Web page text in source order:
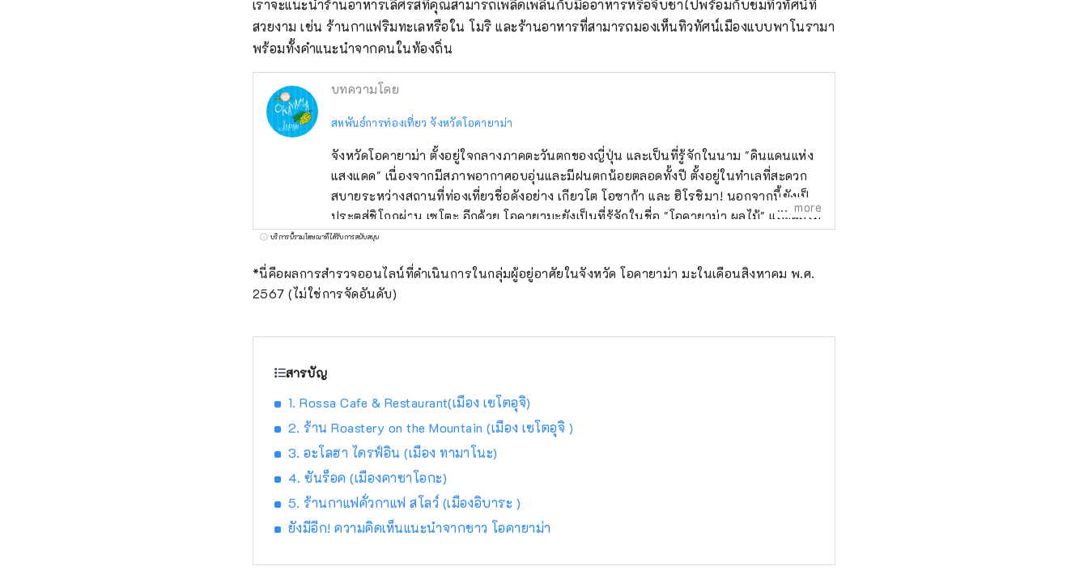
เราจะแนะนำร้านอาหารเลิศรสที่คุณสามารถเพลิดเพลินกับมื้ออาหารหรือจิบชาไปพร้อมกับชมทิวทัศน์ที่
สวยงาม เช่น ร้านกาแฟริมทะเลหรือใน โมริ และร้านอาหารที่สามารถมองเห็นทิวทัศน์เมืองแบบพาโนรามา
พร้อมทั้งคำแนะนำจากคนในท้องถิ่น
บทความโดย
สหพันธ์การท่องเที่ยว จังหวัดโอคายาม่า
จังหวัดโอคายาม่า ตั้งอยู่ใจกลางภาคตะวันตกของญี่ปุ่น และเป็นที่รู้จักในนาม "ดินแดนแห่ง
แสงแดด" เนื่องจากมีสภาพอากาศอบอุ่นและมีฝนตกน้อยตลอดทั้งปี ตั้งอยู่ในทำเลที่สะดวก
สบายระหว่างสถานที่ท่องเที่ยวชื่อดังอย่าง เกียวโต โอซาก้า และ ฮิโรชิมา! นอกจากนี้ยังเป็น
ประตูสู่ชิโกกุผ่าน เซโตะ อีกด้วย โอคายามะยังเป็นที่รู้จักในชื่อ "โอคายาม่า ผลไม้" และผลไม้
ที่ได้รับแสงแดดในสภาพอากาศอบอุ่นของ เซโตอุจิ จะมีคุณภาพสูงสุดในแง่ของความหวาน
องุ่นพิโอเน่! โอคายามะยังเป็นที่ตั้งของสถานที่ท่องเที่ยวระดับโลกมากมาย เช่น Okayama
Castle [ปราสาท] Okayama Korakuen Garden [สวน] หนึ่งในสามสวนที่โด่งดังที่สุดของ
ศิลปะอันอุดมสมบูรณ์!
more
บริการนี้รวมโฆษณาที่ได้รับการสนับสนุน
*นี่คือผลการสำรวจออนไลน์ที่ดำเนินการในกลุ่มผู้อยู่อาศัยในจังหวัด โอคายาม่า มะในเดือนสิงหาคม พ.ศ.
2567 (ไม่ใช่การจัดอันดับ)
สารบัญ
1. Rossa Cafe & Restaurant(เมือง เซโตอุจิ)
2. ร้าน Roastery on the Mountain (เมือง เซโตอุจิ )
3. อะโลฮา ไดรฟ์อิน (เมือง ทามาโนะ)
4. ซันร็อค (เมืองคาซาโอกะ)
5. ร้านกาแฟคั่วกาแฟ สโลว์ (เมืองอิบาระ )
ยังมีอีก! ความคิดเห็นแนะนำจากชาว โอคายาม่า